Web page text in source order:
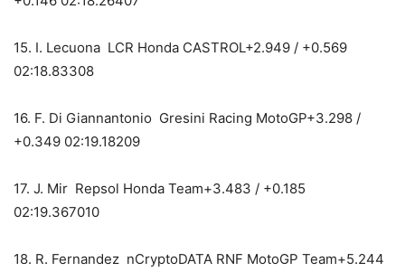
15. I. Lecuona LCR Honda CASTROL+2.949 / +0.569
02:18.83308
16. F. Di Giannantonio Gresini Racing MotoGP+3.298 /
+0.349 02:19.18209
17. J. Mir Repsol Honda Team+3.483 / +0.185
02:19.367010
18. R. Fernandez nCryptoDATA RNF MotoGP Team+5.244